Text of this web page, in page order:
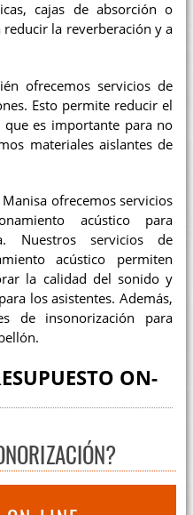
cajas de absorción o
reducir la reverberación y a
ofrecemos servicios de
Esto permite reducir el
es importante para no
materiales aislantes de
ofrecemos servicios
acústico para
Nuestros servicios de
acústico permiten
la calidad del sonido y
los asistentes. Además,
de insonorización para
ON-